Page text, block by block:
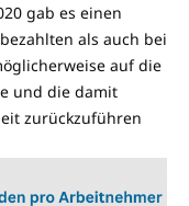
gab es einen
als auch bei
auf die
und die damit
zurückzuführen